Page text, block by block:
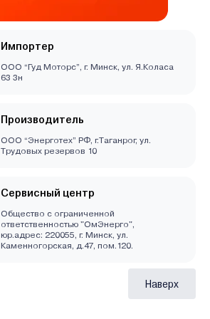
Импортер
ООО “Гуд Моторс”, г. Минск, ул. Я.Коласа
63 3н
Производитель
OОО “Энерготех” РФ, г.Таганрог, ул.
Трудовых резервов 10
Сервисный центр
Общество с ограниченной
ответственностью "ОмЭнерго",
юр.адрес: 220055, г. Минск, ул.
Каменногорская, д.47, пом.120.
Наверх